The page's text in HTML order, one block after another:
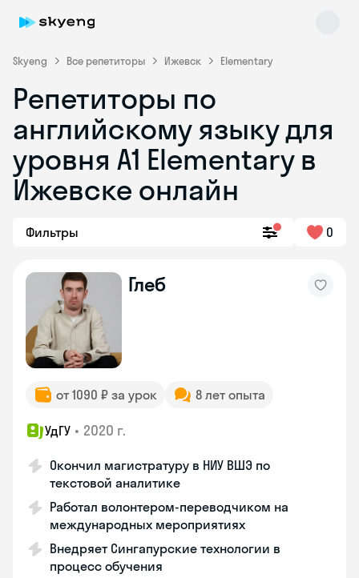
Skyeng Все репетиторы Ижевск Elementary
Репетиторы по
английскому языку для
уровня A1 Elementary в
Ижевске онлайн
Фильтры 0
Глеб
от 1090 ₽ за урок 8 лет опыта
УдГУ • 2020 г.
Окончил магистратуру в НИУ ВШЭ по
текстовой аналитике
Работал волонтером-переводчиком на
международных мероприятиях
Внедряет Сингапурские технологии в
процесс обучения